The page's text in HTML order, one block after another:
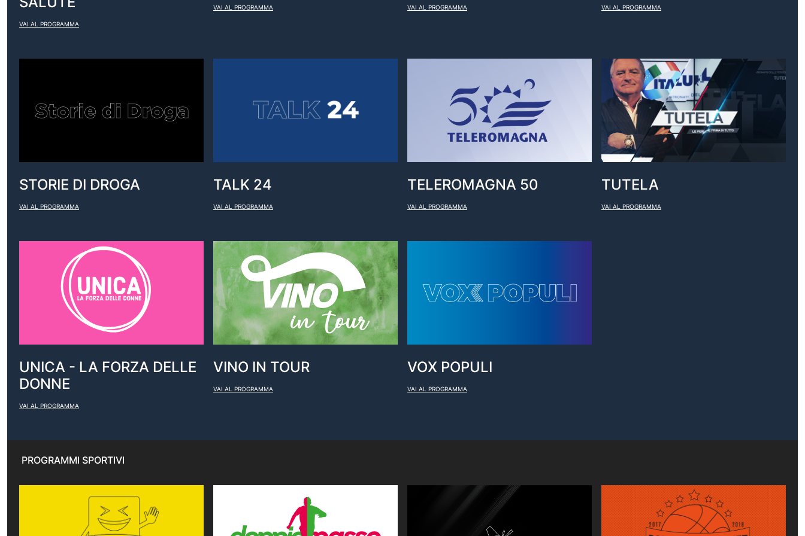
VAI AL PROGRAMMA
VAI AL PROGRAMMA VAI AL PROGRAMMA VAI AL PROGRAMMA
STORIE DI DROGA
VAI AL PROGRAMMA
TALK 24
VAI AL PROGRAMMA
TELEROMAGNA 50
VAI AL PROGRAMMA
TUTELA
VAI AL PROGRAMMA
UNICA - LA FORZA DELLE
DONNE
VAI AL PROGRAMMA
VINO IN TOUR
VAI AL PROGRAMMA
VOX POPULI
VAI AL PROGRAMMA
PROGRAMMI SPORTIVI